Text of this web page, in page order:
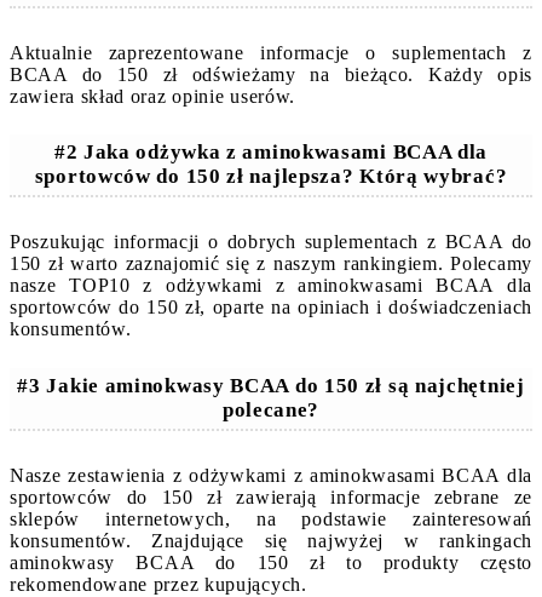
Aktualnie zaprezentowane informacje o suplementach z
BCAA do 150 zł odświeżamy na bieżąco. Każdy opis
zawiera skład oraz opinie userów.
#2 Jaka odżywka z aminokwasami BCAA dla
sportowców do 150 zł najlepsza? Którą wybrać?
Poszukując informacji o dobrych suplementach z BCAA do
150 zł warto zaznajomić się z naszym rankingiem. Polecamy
nasze TOP10 z odżywkami z aminokwasami BCAA dla
sportowców do 150 zł, oparte na opiniach i doświadczeniach
konsumentów.
#3 Jakie aminokwasy BCAA do 150 zł są najchętniej
polecane?
Nasze zestawienia z odżywkami z aminokwasami BCAA dla
sportowców do 150 zł zawierają informacje zebrane ze
sklepów internetowych, na podstawie zainteresowań
konsumentów. Znajdujące się najwyżej w rankingach
aminokwasy BCAA do 150 zł to produkty często
rekomendowane przez kupujących.